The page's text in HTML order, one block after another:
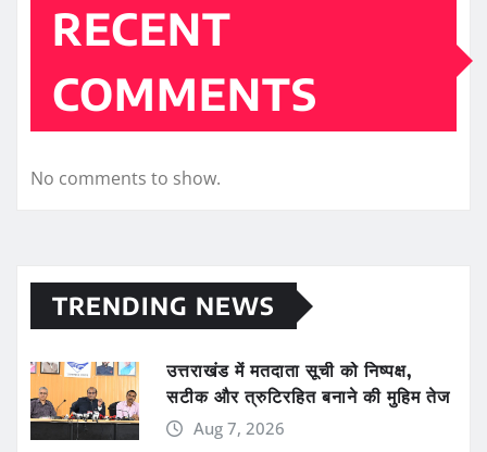
RECENT
COMMENTS
No comments to show.
TRENDING NEWS
उत्तराखंड में मतदाता सूची को निष्पक्ष,
सटीक और त्रुटिरहित बनाने की मुहिम तेज
Aug 7, 2026